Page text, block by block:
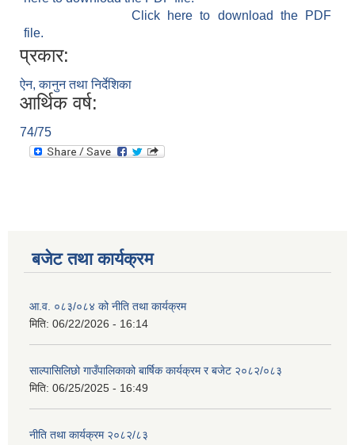
Click here to download the PDF
file.
प्रकार:
ऐन, कानुन तथा निर्देशिका
आर्थिक वर्ष:
74/75
बजेट तथा कार्यक्रम
आ.व. ०८३/०८४ को नीति तथा कार्यक्रम
मिति: 06/22/2026 - 16:14
साल्पासिलिछो गाउँपालिकाको बार्षिक कार्यक्रम र बजेट २०८२/०८३
मिति: 06/25/2025 - 16:49
नीति तथा कार्यक्रम २०८२/८३